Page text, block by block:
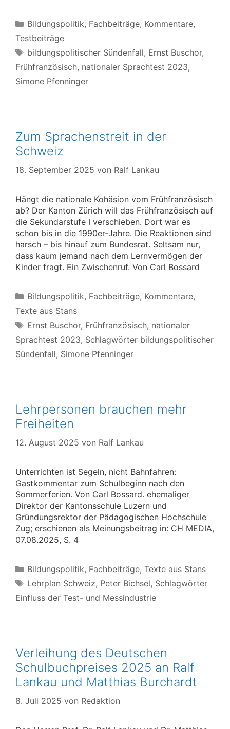
Kategorien
Bildungspolitik, Fachbeiträge, Kommentare,
Testbeiträge
Schlagwörter
bildungspolitischer Sündenfall, Ernst Buschor,
Frühfranzösisch, nationaler Sprachtest 2023,
Simone Pfenninger
Zum Sprachenstreit in der
Schweiz
18. September 2025 von Ralf Lankau
Hängt die nationale Kohäsion vom Frühfranzösisch
ab? Der Kanton Zürich will das Frühfranzösisch auf
die Sekundarstufe I verschieben. Dort war es
schon bis in die 1990er-Jahre. Die Reaktionen sind
harsch – bis hinauf zum Bundesrat. Seltsam nur,
dass kaum jemand nach dem Lernvermögen der
Kinder fragt. Ein Zwischenruf. Von Carl Bossard
Kategorien
Bildungspolitik, Fachbeiträge, Kommentare,
Texte aus Stans
Schlagwörter
Ernst Buschor, Frühfranzösisch, nationaler
Sprachtest 2023, Schlagwörter bildungspolitischer
Sündenfall, Simone Pfenninger
Lehrpersonen brauchen mehr
Freiheiten
12. August 2025 von Ralf Lankau
Unterrichten ist Segeln, nicht Bahnfahren:
Gastkommentar zum Schulbeginn nach den
Sommerferien. Von Carl Bossard. ehemaliger
Direktor der Kantonsschule Luzern und
Gründungsrektor der Pädagogischen Hochschule
Zug; erschienen als Meinungsbeitrag in: CH MEDIA,
07.08.2025, S. 4
Kategorien
Bildungspolitik, Fachbeiträge, Texte aus Stans
Schlagwörter
Lehrplan Schweiz, Peter Bichsel, Schlagwörter
Einfluss der Test- und Messindustrie
Verleihung des Deutschen
Schulbuchpreises 2025 an Ralf
Lankau und Matthias Burchardt
8. Juli 2025 von Redaktion